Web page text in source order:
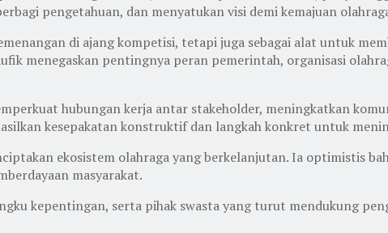
pengetahuan, dan menyatukan visi demi kemajuan
di ajang kompetisi, tetapi juga sebagai alat untuk
menegaskan pentingnya peran pemerintah, organisasi
hubungan kerja antar stakeholder, meningkatkan
kesepakatan konstruktif dan langkah konkret untuk
ekosistem olahraga yang berkelanjutan. Ia optimistis
masyarakat.
kepentingan, serta pihak swasta yang turut mendukung